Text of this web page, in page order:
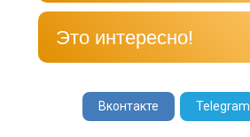
Это интересно!
Вконтакте Telegram